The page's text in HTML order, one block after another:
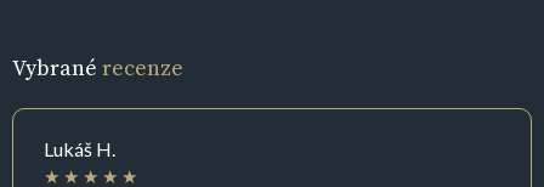
Vybrané recenze
Lukáš H.